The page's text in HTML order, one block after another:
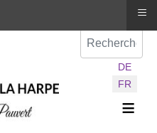
Sélectionnez
DE
FR
≡
≡